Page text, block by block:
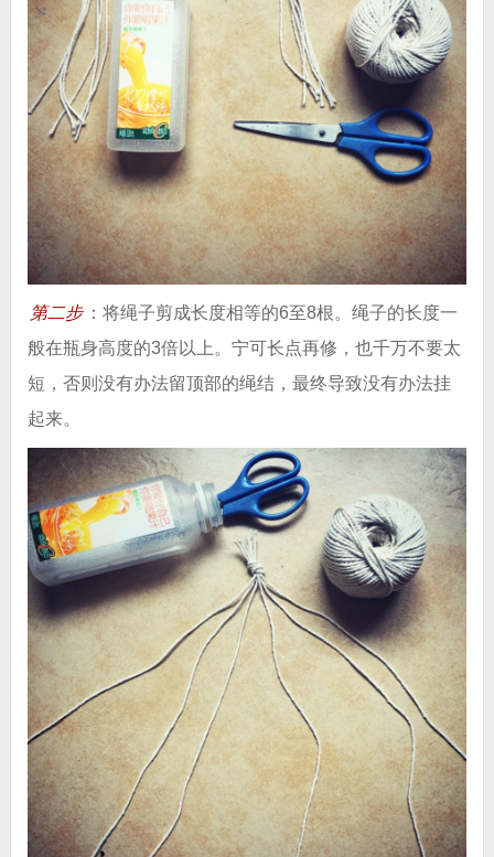
第二步 ：将绳子剪成长度相等的6至8根。绳子的长度一
般在瓶身高度的3倍以上。宁可长点再修，也千万不要太
短，否则没有办法留顶部的绳结，最终导致没有办法挂
起来。